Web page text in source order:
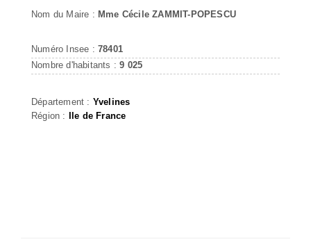
Nom du Maire : Mme Cécile ZAMMIT-POPESCU
Numéro Insee : 78401
Nombre d'habitants :9 025
Département : Yvelines
Région : Ile de France